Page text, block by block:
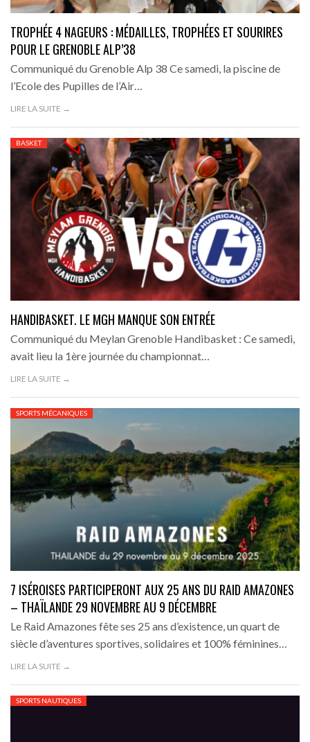
TROPHÉE 4 NAGEURS : MÉDAILLES, TROPHÉES ET SOURIRES
POUR LE GRENOBLE ALP’38
Communiqué du Grenoble Alp 38 Ce samedi, la piscine de
l’Ecole des Pupilles de l’Air…
LIRE LA SUITE →
BASKET
HANDIBASKET. LE MGH MANQUE SON ENTRÉE
Communiqué du Meylan Grenoble Handibasket : Ce samedi,
avait lieu la 1ère journée du championnat…
LIRE LA SUITE →
SPORTS MÉCANIQUES
7 ISÉROISES PARTICIPERONT AUX 25 ANS DU RAID AMAZONES
– THAÏLANDE 29 NOVEMBRE AU 9 DÉCEMBRE
Le Raid Amazones fête ses 25 ans d’existence, un quart de
siècle d’aventures sportives, solidaires et 100% féminines…
LIRE LA SUITE →
SPORTS NAUTIQUES